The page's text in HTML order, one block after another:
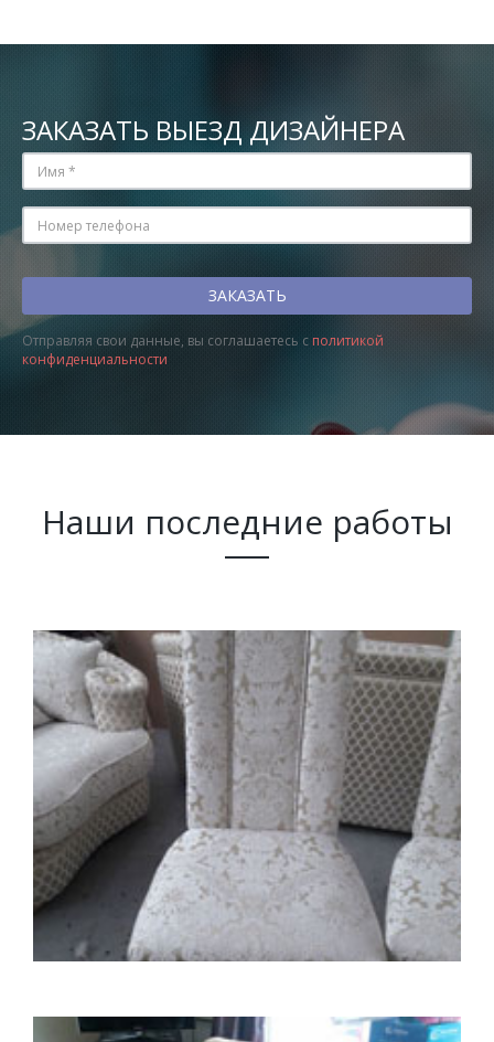
ЗАКАЗАТЬ ВЫЕЗД ДИЗАЙНЕРА
Отправляя свои данные, вы соглашаетесь с политикой
конфиденциальности
Наши последние работы